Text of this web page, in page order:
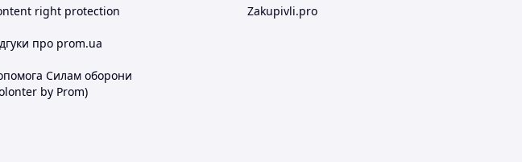
right protection
про prom.ua
Силам оборони
by Prom)
Zakupivli.pro